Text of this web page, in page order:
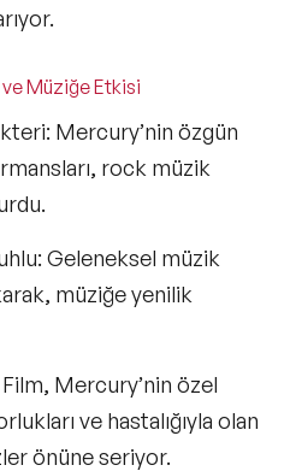
Müziğe Etkisi
Mercury’nin özgün
rock müzik
Geleneksel müzik
müziğe yenilik
Film, Mercury’nin özel
ve hastalığıyla olan
önüne seriyor.